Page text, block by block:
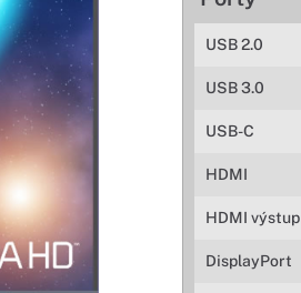
USB 2.0
USB 3.0
USB-C
HDMI
HDMI výstup
DisplayPort